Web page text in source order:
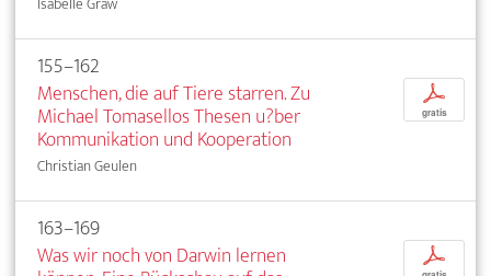
155–162
Menschen, die auf Tiere starren. Zu
Michael Tomasellos Thesen u?ber
Kommunikation und Kooperation
Christian Geulen
p
gratis
163–169
Was wir noch von Darwin lernen
p